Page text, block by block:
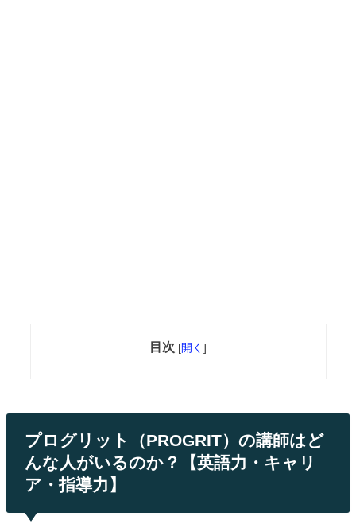
目次 [開く ]
プログリット（PROGRIT）の講師はど
んな人がいるのか？【英語力・キャリ
ア・指導力】